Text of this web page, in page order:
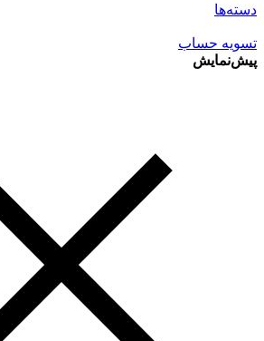
دسته‌ها
تسویه حساب
پیش‌نمایش